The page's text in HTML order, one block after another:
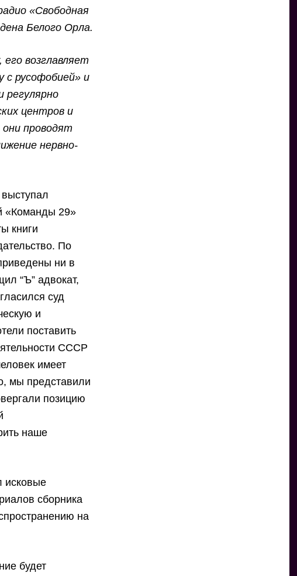
«Свободная
Белого Орла.
его возглавляет
с русофобией» и
регулярно
центров и
проводят
нервно-
«Команды 29»
книги
По
ни в
“Ъ” адвокат,
суд
и
поставить
СССР
имеет
мы представили
позицию
наше
исковые
сборника
на
будет